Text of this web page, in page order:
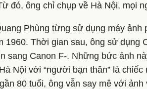
đó, ông chỉ chụp về Hà Nội, mọi
Phùng từng sử dụng máy ảnh
1960. Thời gian sau, ông sử dụng
sang Canon F-. Những bức ảnh
Nội với “người bạn thân” là
80 tuổi, ông vẫn say mê với